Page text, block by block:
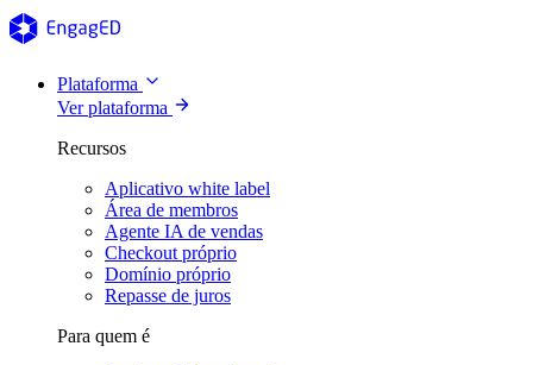
Plataforma
Ver plataforma
Recursos
Aplicativo white label
Área de membros
Agente IA de vendas
Checkout próprio
Domínio próprio
Repasse de juros
Para quem é